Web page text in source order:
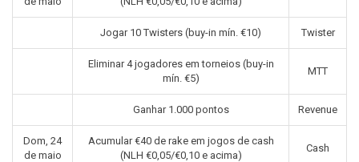
Jogar 10 Twisters (buy-in mín. €10) Twister
Eliminar 4 jogadores em torneios (buy-in
mín. €5)
MTT
Ganhar 1.000 pontos Revenue
Dom, 24
de maio
Acumular €40 de rake em jogos de cash
(NLH €0,05/€0,10 e acima)
Cash